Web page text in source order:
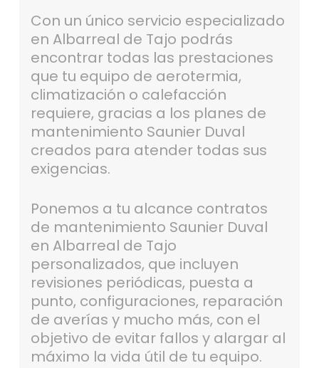
Con un único servicio especializado
en Albarreal de Tajo podrás
encontrar todas las prestaciones
que tu equipo de aerotermia,
climatización o calefacción
requiere, gracias a los planes de
mantenimiento Saunier Duval
creados para atender todas sus
exigencias.
Ponemos a tu alcance contratos
de mantenimiento Saunier Duval
en Albarreal de Tajo
personalizados, que incluyen
revisiones periódicas, puesta a
punto, configuraciones, reparación
de averías y mucho más, con el
objetivo de evitar fallos y alargar al
máximo la vida útil de tu equipo.